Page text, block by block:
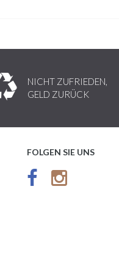
NICHT ZUFRIEDEN,
GELD ZURÜCK
FOLGEN SIE UNS